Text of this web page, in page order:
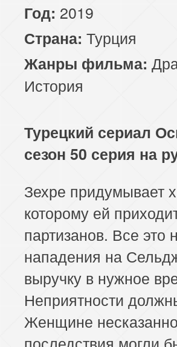
Год: 2019
Страна: Турция
Жанры фильма:
История
Турецкий сериал
сезон 50 серия на
Зехре придумывает
которому ей
партизанов. Все это
нападения на
выручку в нужное
Неприятности
Женщине
последствия могли